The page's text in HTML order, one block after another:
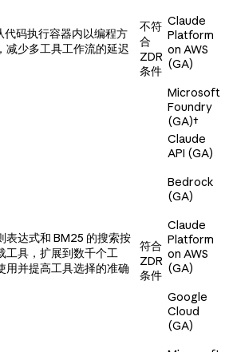
码执行容器内以编程方
减少多工具工作流的延迟
不符
合
ZDR
条件
Claude
Platform
on AWS
(GA)
Microsoft
Foundry
(GA)†
表达式和 BM25 的搜索按
工具，扩展到数千个工
用并提高工具选择的准确
符合
ZDR
条件
Claude
API (GA)
Bedrock
(GA)
Claude
Platform
on AWS
(GA)
Google
Cloud
(GA)